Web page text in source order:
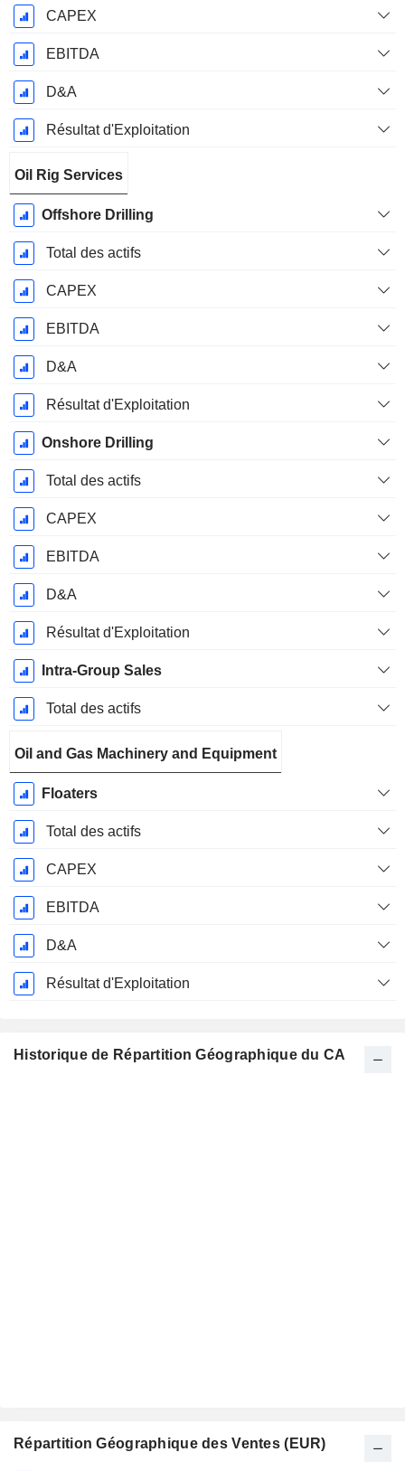
CAPEX
EBITDA
D&A
Résultat d'Exploitation
Oil Rig Services
Offshore Drilling
Total des actifs
CAPEX
EBITDA
D&A
Résultat d'Exploitation
Onshore Drilling
Total des actifs
CAPEX
EBITDA
D&A
Résultat d'Exploitation
Intra-Group Sales
Total des actifs
Oil and Gas Machinery and Equipment
Floaters
Total des actifs
CAPEX
EBITDA
D&A
Résultat d'Exploitation
Historique de Répartition Géographique du CA
Répartition Géographique des Ventes (EUR)